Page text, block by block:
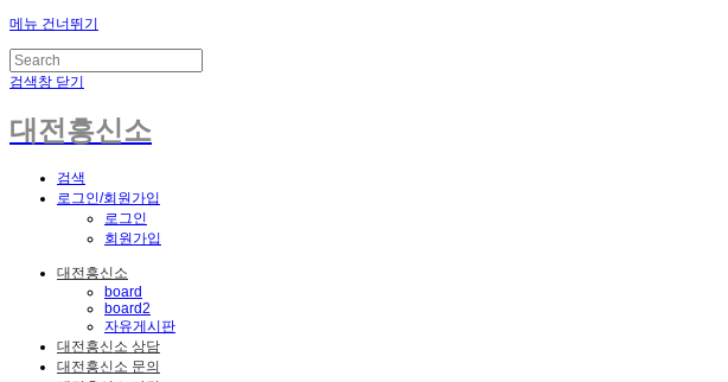
메뉴 건너뛰기
검색창 닫기
대전흥신소
검색
로그인/회원가입
로그인
회원가입
대전흥신소
board
board2
자유게시판
대전흥신소 상담
대전흥신소 문의